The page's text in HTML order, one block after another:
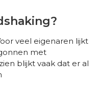
veel eigenaren lijkt
met
blijkt vaak dat er al